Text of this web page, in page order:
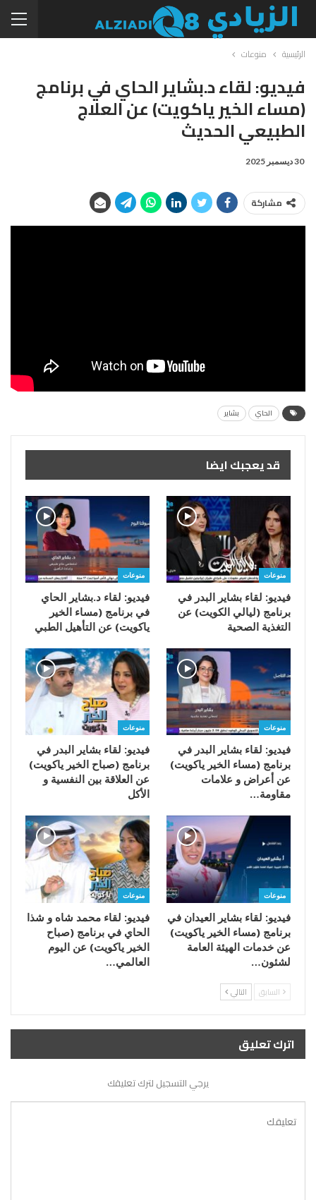
الرئيسية منوعات
فيديو: لقاء د.بشاير الحاي في برنامج
(مساء الخير ياكويت) عن العلاج
الطبيعي الحديث
30 ديسمبر 2025
مشاركة
الحاي بشاير
قد يعجبك ايضا
منوعات
فيديو: لقاء بشاير البدر في
برنامج (ليالي الكويت) عن
التغذية الصحية
منوعات
فيديو: لقاء د.بشاير الحاي
في برنامج (مساء الخير
ياكويت) عن التأهيل الطبي
منوعات
فيديو: لقاء بشاير البدر في
برنامج (مساء الخير ياكويت)
عن أعراض و علامات
مقاومة…
منوعات
فيديو: لقاء بشاير البدر في
برنامج (صباح الخير ياكويت)
عن العلاقة بين النفسية و
الأكل
منوعات
فيديو: لقاء بشاير العيدان في
برنامج (مساء الخير ياكويت)
عن خدمات الهيئة العامة
لشئون…
منوعات
فيديو: لقاء محمد شاه و شذا
الحاي في برنامج (صباح
الخير ياكويت) عن اليوم
العالمي…
السابق التالي
اترك تعليق
يرجي التسجيل لترك تعليقك